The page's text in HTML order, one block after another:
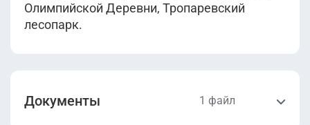
Олимпийской Деревни, Тропаревский
лесопарк.
Документы 1 файл